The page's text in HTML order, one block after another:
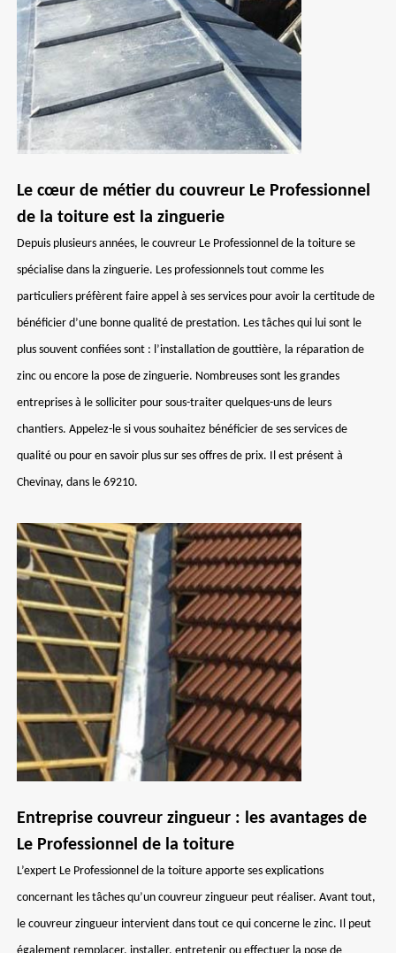
Le cœur de métier du couvreur Le Professionnel
de la toiture est la zinguerie
Depuis plusieurs années, le couvreur Le Professionnel de la toiture se
spécialise dans la zinguerie. Les professionnels tout comme les
particuliers préfèrent faire appel à ses services pour avoir la certitude de
bénéficier d’une bonne qualité de prestation. Les tâches qui lui sont le
plus souvent confiées sont : l’installation de gouttière, la réparation de
zinc ou encore la pose de zinguerie. Nombreuses sont les grandes
entreprises à le solliciter pour sous-traiter quelques-uns de leurs
chantiers. Appelez-le si vous souhaitez bénéficier de ses services de
qualité ou pour en savoir plus sur ses offres de prix. Il est présent à
Chevinay, dans le 69210.
Entreprise couvreur zingueur : les avantages de
Le Professionnel de la toiture
L’expert Le Professionnel de la toiture apporte ses explications
concernant les tâches qu’un couvreur zingueur peut réaliser. Avant tout,
le couvreur zingueur intervient dans tout ce qui concerne le zinc. Il peut